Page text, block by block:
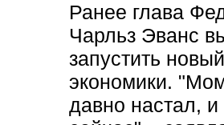
Ранее глава
Чарльз Эванс
запустить
экономики.
давно настал,